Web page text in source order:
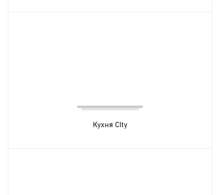
Кухня CIty